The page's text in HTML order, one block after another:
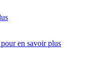
pour en savoir plus